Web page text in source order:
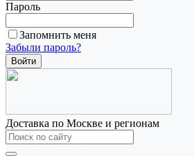
Пароль
Запомнить меня
Забыли пароль?
Доставка по Москве и регионам